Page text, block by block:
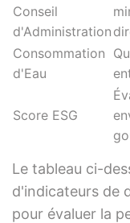
Conseil
d'Administration
Consommation
d'Eau
Score ESG
Le tableau ci-
d'indicateurs de
pour évaluer la